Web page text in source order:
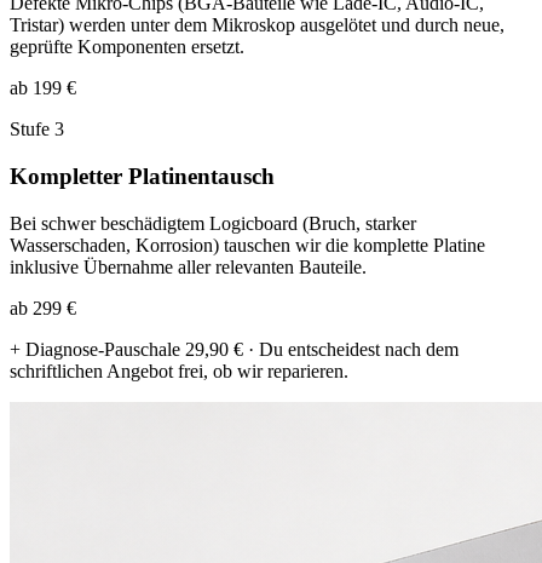
Tristar) werden unter dem Mikroskop ausgelötet und durch neue,
geprüfte Komponenten ersetzt.
ab 199 €
Stufe 3
Kompletter Platinentausch
Bei schwer beschädigtem Logicboard (Bruch, starker
Wasserschaden, Korrosion) tauschen wir die komplette Platine
inklusive Übernahme aller relevanten Bauteile.
ab 299 €
+ Diagnose-Pauschale 29,90 € · Du entscheidest nach dem
schriftlichen Angebot frei, ob wir reparieren.